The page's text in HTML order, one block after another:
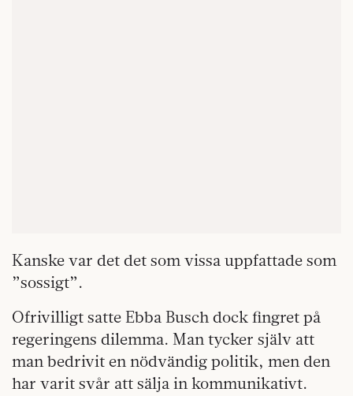
Kanske var det det som vissa uppfattade som
”sossigt”.
Ofrivilligt satte Ebba Busch dock fingret på
regeringens dilemma. Man tycker själv att
man bedrivit en nödvändig politik, men den
har varit svår att sälja in kommunikativt.